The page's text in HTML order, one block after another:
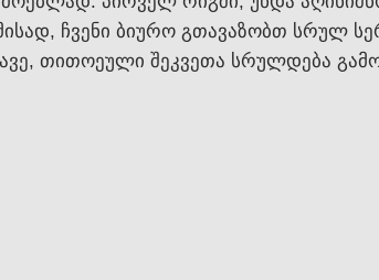
ჩვენი ბიურო გთავაზობთ სრულ
თითოეული შეკვეთა სრულდება